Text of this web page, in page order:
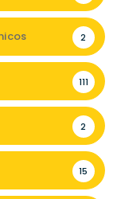
2
111
2
15